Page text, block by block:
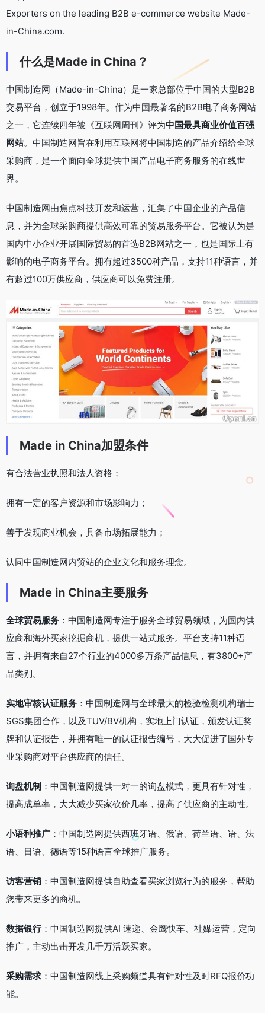
Exporters on the leading B2B e-commerce website Made-
in-China.com.
什么是Made in China？
中国制造网（Made-in-China）是一家总部位于中国的大型B2B
交易平台，创立于1998年。作为中国最著名的B2B电子商务网站
之一，它连续四年被《互联网周刊》评为中国最具商业价值百强
网站。中国制造网旨在利用互联网将中国制造的产品介绍给全球
采购商，是一个面向全球提供中国产品电子商务服务的在线世
界。
中国制造网由焦点科技开发和运营，汇集了中国企业的产品信
息，并为全球采购商提供高效可靠的贸易服务平台。它被认为是
国内中小企业开展国际贸易的首选B2B网站之一，也是国际上有
影响的电子商务平台。拥有超过3500种产品，支持11种语言，并
有超过100万供应商，供应商可以免费注册。
Made in China加盟条件
有合法营业执照和法人资格；
拥有一定的客户资源和市场影响力；
善于发现商业机会，具备市场拓展能力；
认同中国制造网内贸站的企业文化和服务理念。
Made in China主要服务
全球贸易服务 ：中国制造网专注于服务全球贸易领域，为国内供
应商和海外买家挖掘商机，提供一站式服务。平台支持11种语
言，并拥有来自27个行业的4000多万条产品信息，有3800+产
品类别。
实地审核认证服务 ：中国制造网与全球最大的检验检测机构瑞士
SGS集团合作，以及TUV/BV机构，实地上门认证，颁发认证奖
牌和认证报告，并拥有唯一的认证报告编号，大大促进了国外专
业采购商对平台供应商的信任。
询盘机制 ：中国制造网提供一对一的询盘模式，更具有针对性，
提高成单率，大大减少买家砍价几率，提高了供应商的主动性。
小语种推广 ：中国制造网提供西班牙语、俄语、荷兰语、语、法
语、日语、德语等15种语言全球推广服务。
访客营销 ：中国制造网提供自助查看买家浏览行为的服务，帮助
您带来更多的商机。
数据银行：中国制造网提供AI 速递、金鹰快车、社媒运营，定向
推广，主动出击开发几千万活跃买家。
采购需求 ：中国制造网线上采购频道具有针对性及时RFQ报价功
能。